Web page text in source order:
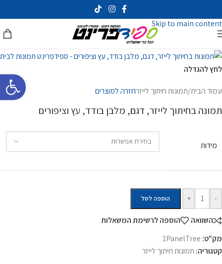
פתח
Skip to main content
לחץ להגדלה
עמוד הבית/תמונות חיתוך לייזרחזרה למוצרים
תמונה בחיתוך לייזר, דגם, מלבן בודד, עץ וציפורים
מידות
-
+ הוספה לסל
השוואה
הוספה לרשימת המשאלות
מק"ט: ‎1PanelTree
קטגוריה: תמונות חיתוך לייזר